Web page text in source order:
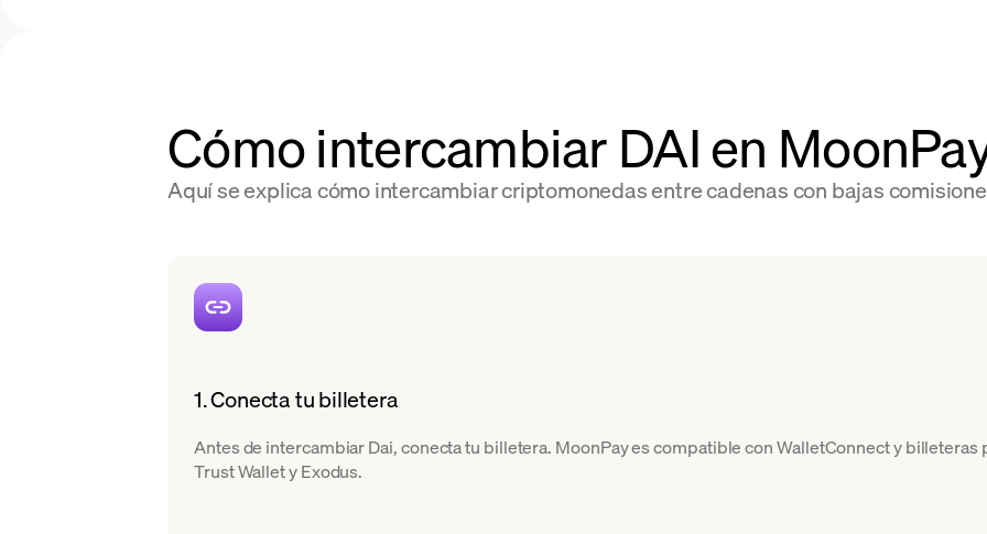
Cómo intercambiar DAI en
Aquí se explica cómo intercambiar criptomonedas entre cadenas con bajas
1. Conecta tu billetera
Antes de intercambiar Dai, conecta tu billetera. MoonPay es compatible con WalletConnect y billeteras
Trust Wallet y Exodus.